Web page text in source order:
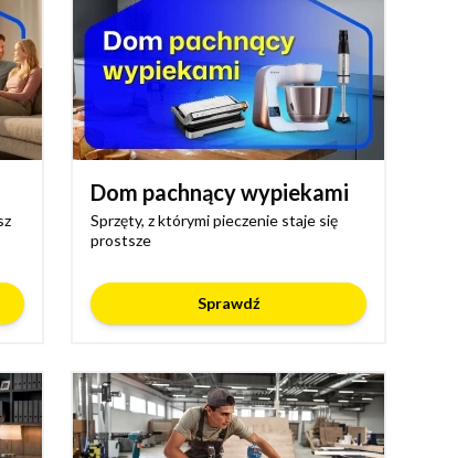
Dom pachnący wypiekami
Sprzęty, z którymi pieczenie staje się
prostsze
Sprawdź